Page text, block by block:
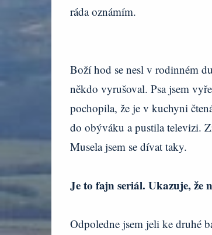
ráda oznámím.
Boží hod se nesl v rodinném
někdo vyrušoval. Psa jsem
pochopila, že je v kuchyni
do obýváku a pustila televizi.
Musela jsem se dívat taky.
Je to fajn seriál. Ukazuje, že
Odpoledne jsem jeli ke druhé